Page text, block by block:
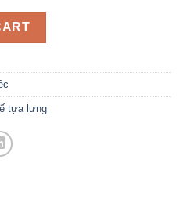
lưng ngồi bệt quantity
tựa lưng